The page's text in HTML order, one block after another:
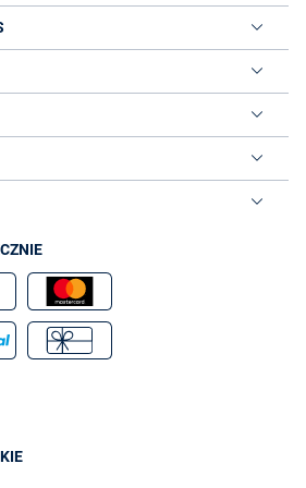
materiałów zapewnią Ci należyty
się, ale też utrzymają
– noga nie będzie się pocić,
i wiosnę!
i wiosną. Idealnie uzupełniają kobiecą
prezentują się w stylizacjach eleganckich,
Wszystko zależy od tego, jaki model
sztyblety
jeansów czy nawet
ze skóry licowanej wyglądają
z kolei z zamszu sprawdzą się w
i sportowych.
koturnie
połączenie wygody i elegancji. Bardzo
się w stylizacjach, do których
możesz ubrać do pracy, na